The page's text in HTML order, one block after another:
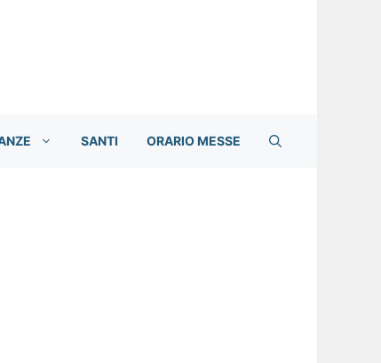
SANTI ORARIO MESSE